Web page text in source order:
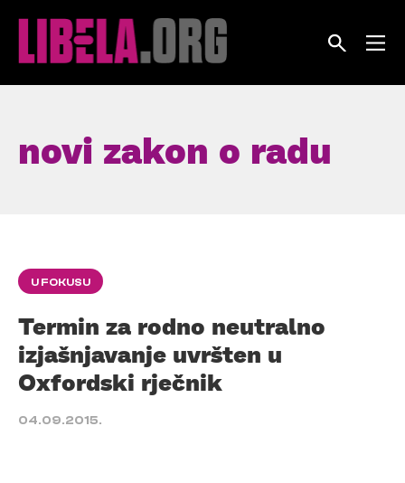
novi zakon o radu
U FOKUSU
Termin za rodno neutralno
izjašnjavanje uvršten u
Oxfordski rječnik
04.09.2015.